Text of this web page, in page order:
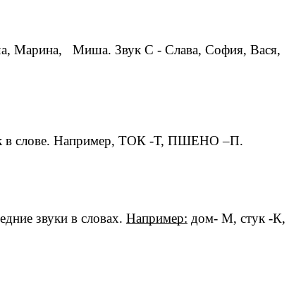
Марина, Миша. Звук С - Слава, София, Вася,
в слове. Например, ТОК -Т, ПШЕНО –П.
звуки в словах. Например: дом- М, стук -К,